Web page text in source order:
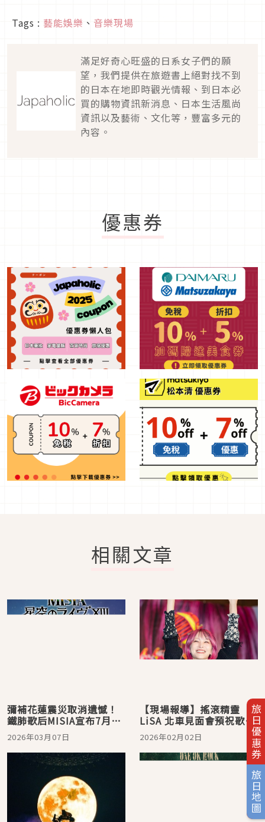
旅日優惠券
旅日地圖
Tags : 藝能娛樂 、 音樂現場
滿足好奇心旺盛的日系女子們的願
望，我們提供在旅遊書上絕對找不到
的日本在地即時觀光情報、到日本必
買的購物資訊新消息、日本生活風尚
資訊以及藝術、文化等，豐富多元的
內容。
優惠券
相關文章
彌補花蓮震災取消遺憾！
鐵肺歌后MISIA宣布7月重
返台北開唱，與台灣歌迷
相約星空之夜
2026年03月07日
【現場報導】搖滾精靈
LiSA 北車見面會預祝歌迷
「馬上有票」，清唱〈紅
蓮華〉令全場沸騰
2026年02月02日